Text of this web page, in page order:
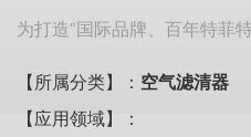
为打造“国际品牌、百年特菲
【所属分类】： 空气滤清器
【应用领域】：